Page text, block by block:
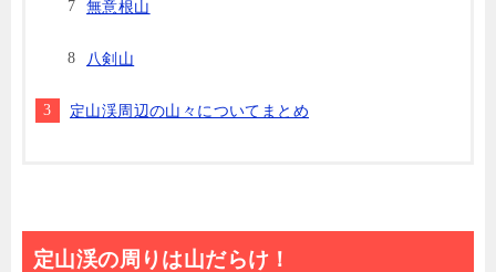
無意根山
八剣山
定山渓周辺の山々についてまとめ
定山渓の周りは山だらけ！